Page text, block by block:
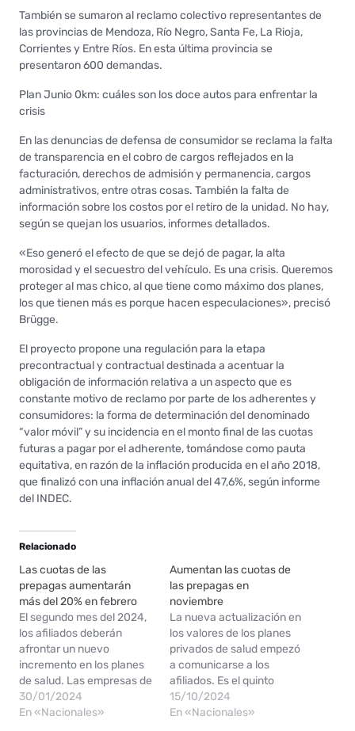
También se sumaron al reclamo colectivo representantes de
las provincias de Mendoza, Río Negro, Santa Fe, La Rioja,
Corrientes y Entre Ríos. En esta última provincia se
presentaron 600 demandas.
Plan Junio 0km: cuáles son los doce autos para enfrentar la
crisis
En las denuncias de defensa de consumidor se reclama la falta
de transparencia en el cobro de cargos reflejados en la
facturación, derechos de admisión y permanencia, cargos
administrativos, entre otras cosas. También la falta de
información sobre los costos por el retiro de la unidad. No hay,
según se quejan los usuarios, informes detallados.
«Eso generó el efecto de que se dejó de pagar, la alta
morosidad y el secuestro del vehículo. Es una crisis. Queremos
proteger al mas chico, al que tiene como máximo dos planes,
los que tienen más es porque hacen especulaciones», precisó
Brügge.
El proyecto propone una regulación para la etapa
precontractual y contractual destinada a acentuar la
obligación de información relativa a un aspecto que es
constante motivo de reclamo por parte de los adherentes y
consumidores: la forma de determinación del denominado
“valor móvil” y su incidencia en el monto final de las cuotas
futuras a pagar por el adherente, tomándose como pauta
equitativa, en razón de la inflación producida en el año 2018,
que finalizó con una inflación anual del 47,6%, según informe
del INDEC.
Relacionado
Las cuotas de las
prepagas aumentarán
más del 20% en febrero
El segundo mes del 2024,
los afiliados deberán
afrontar un nuevo
incremento en los planes
de salud. Las empresas de
medicina prepaga informa
ron que las cuotas tendrán
30/01/2024
En «Nacionales»
Aumentan las cuotas de
las prepagas en
noviembre
La nueva actualización en
los valores de los planes
privados de salud empezó
a comunicarse a los
afiliados. Es el quinto
incremento desde que se
liberaron los precios. Las
15/10/2024
En «Nacionales»